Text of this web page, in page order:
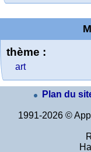
thème :
art
Plan du
1991-2026 ©